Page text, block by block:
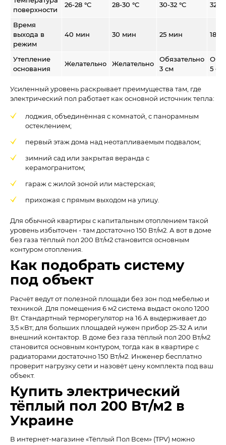
поверхности
26-28 °C 28-30 °C 30-32 °C 32-
Время
выхода в
режим
40 мин 30 мин 25 мин 18-
Утепление
основания
Желательно Желательно
Обязательно
3 см
5 см
Усиленный уровень раскрывает преимущества там, где
электрический пол работает как основной источник тепла:
лоджия, объединённая с комнатой, с панорамным
остеклением;
первый этаж дома над неотапливаемым подвалом;
зимний сад или закрытая веранда с
керамогранитом;
гараж с жилой зоной или мастерская;
прихожая с прямым выходом на улицу.
Для обычной квартиры с капитальным отоплением такой
уровень избыточен - там достаточно 150 Вт/м2. А вот в доме
без газа тёплый пол 200 Вт/м2 становится основным
контуром отопления.
Как подобрать систему
под объект
Расчёт ведут от полезной площади без зон под мебелью и
техникой. Для помещения 6 м2 система выдаст около 1200
Вт. Стандартный терморегулятор на 16 А выдерживает до
3,5 кВт; для больших площадей нужен прибор 25-32 А или
внешний контактор. В доме без газа тёплый пол 200 Вт/м2
становится основным контуром, тогда как в квартире с
радиаторами достаточно 150 Вт/м2. Инженер бесплатно
проверит нагрузку сети и назовёт цену комплекта под ваш
объект.
Купить электрический
тёплый пол 200 Вт/м2 в
Украине
В интернет-магазине «Тёплый Пол Всем» (TPV) можно